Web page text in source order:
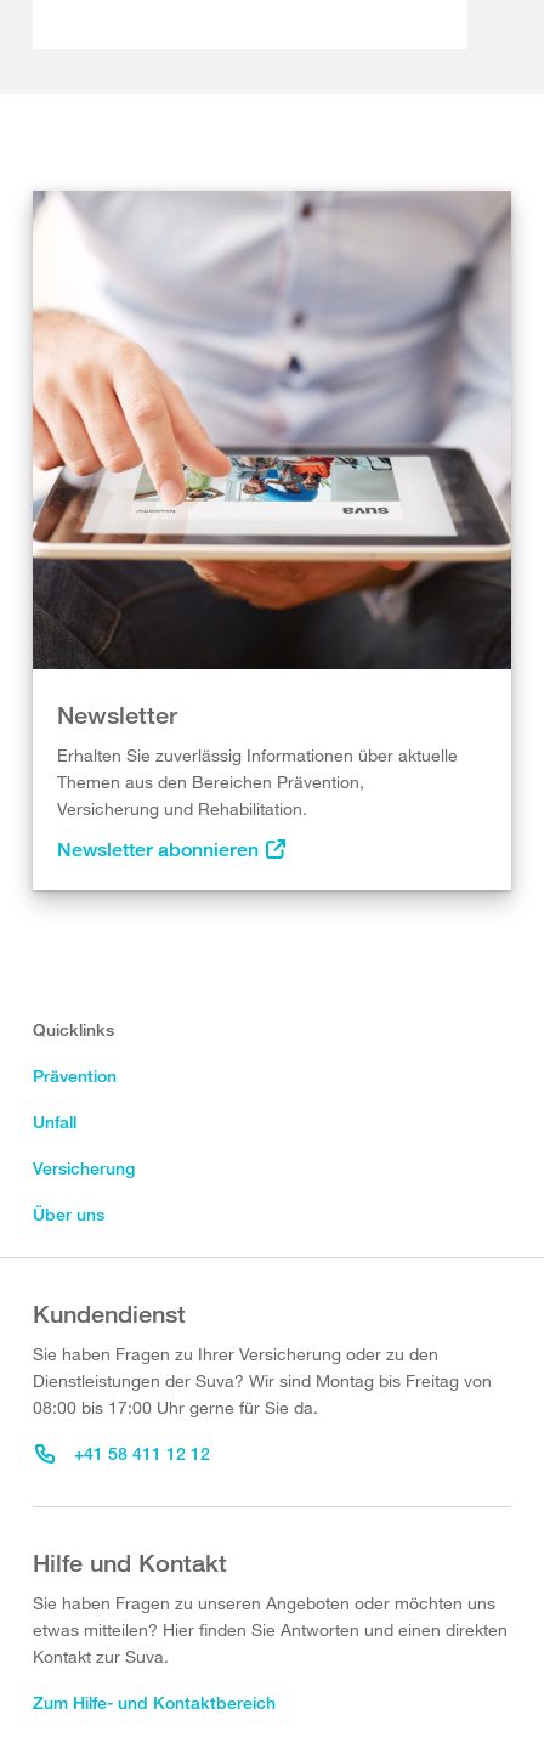
Newsletter
Erhalten Sie zuverlässig Informationen über aktuelle
Themen aus den Bereichen Prävention,
Versicherung und Rehabilitation.
Newsletter abonnieren
Quicklinks
Prävention
Unfall
Versicherung
Über uns
Kundendienst
Sie haben Fragen zu Ihrer Versicherung oder zu den
Dienstleistungen der Suva? Wir sind Montag bis Freitag von
08:00 bis 17:00 Uhr gerne für Sie da.
+41 58 411 12 12
Hilfe und Kontakt
Sie haben Fragen zu unseren Angeboten oder möchten uns
etwas mitteilen? Hier finden Sie Antworten und einen direkten
Kontakt zur Suva.
Zum Hilfe- und Kontaktbereich